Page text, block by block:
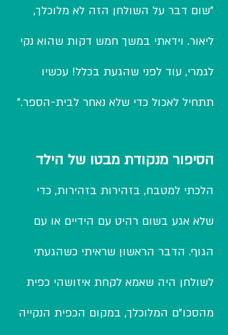
"שום דבר על השולחן הזה לא מלוכלך,
ליאור. וידאתי במשך חמש דקות שהוא נקי
לגמרי, עוד לפני שהגעת בכלל! עכשיו
תתחיל לאכול כדי שלא נאחר לבית-הספר."
הסיפור מנקודת מבטו של הילד
הלכתי למטבח, בזהירות בזהירות, כדי
שלא אגע בשום רהיט עם הידיים או עם
הגוף. הדבר הראשון שראיתי כשהגעתי
לשולחן היה שאמא לקחת איזושהי כפית
מהסכו"ם המלוכלך, במקום הכפית הנקייה